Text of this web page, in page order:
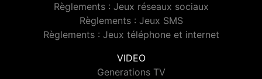
Règlements : Jeux réseaux sociaux
Règlements : Jeux SMS
Règlements : Jeux téléphone et internet
VIDEO
Generations TV